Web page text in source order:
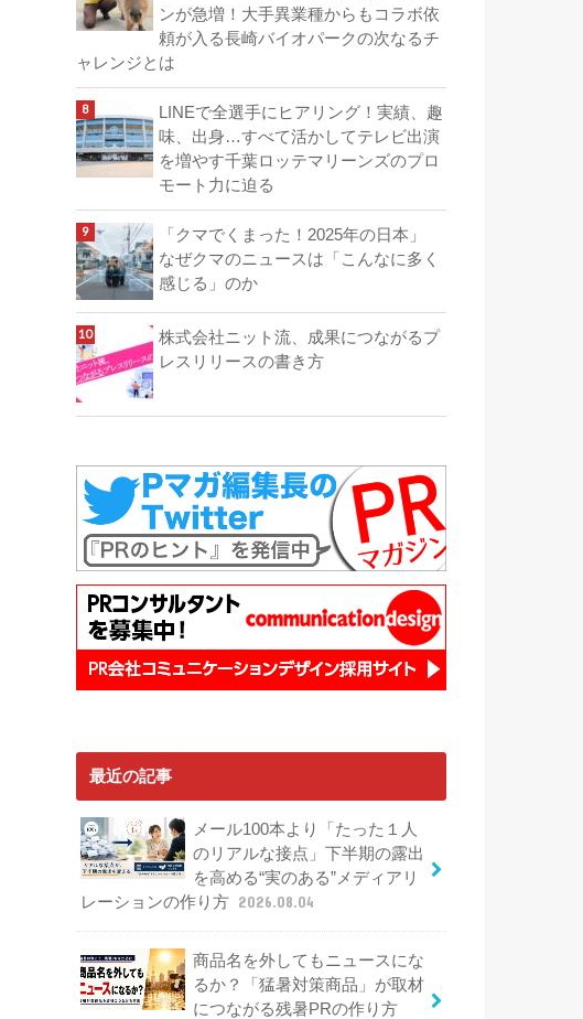
ンが急増！大手異業種からもコラボ依
頼が入る長崎バイオパークの次なるチ
ャレンジとは
LINEで全選手にヒアリング！実績、趣
味、出身…すべて活かしてテレビ出演
を増やす千葉ロッテマリーンズのプロ
モート力に迫る
「クマでくまった！2025年の日本」
なぜクマのニュースは「こんなに多く
感じる」のか
株式会社ニット流、成果につながるプ
レスリリースの書き方
最近の記事
メール100本より「たった１人
のリアルな接点」下半期の露出
を高める“実のある”メディアリ
レーションの作り方 2026.08.04
商品名を外してもニュースにな
るか？「猛暑対策商品」が取材
につながる残暑PRの作り方